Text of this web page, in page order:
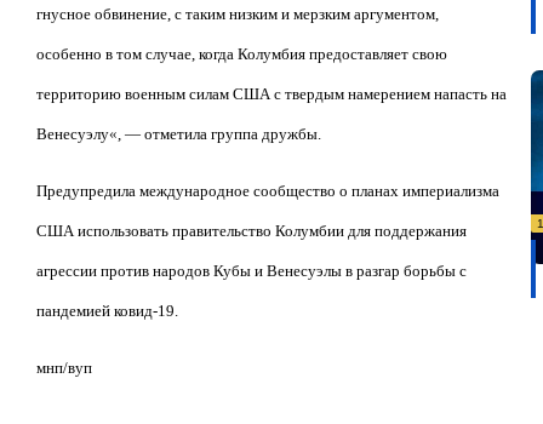
гнусное обвинение, с таким низким и мерзким аргументом,
особенно в том случае, когда Колумбия предоставляет свою
территорию военным силам США с твердым намерением напасть на
Венесуэлу« , — отметила группа дружбы.
Предупредила международное сообщество о планах империализма
США использовать правительство Колумбии для поддержания
агрессии против народов Кубы и Венесуэлы в разгар борьбы с
пандемией ковид-19.
мнп/вуп